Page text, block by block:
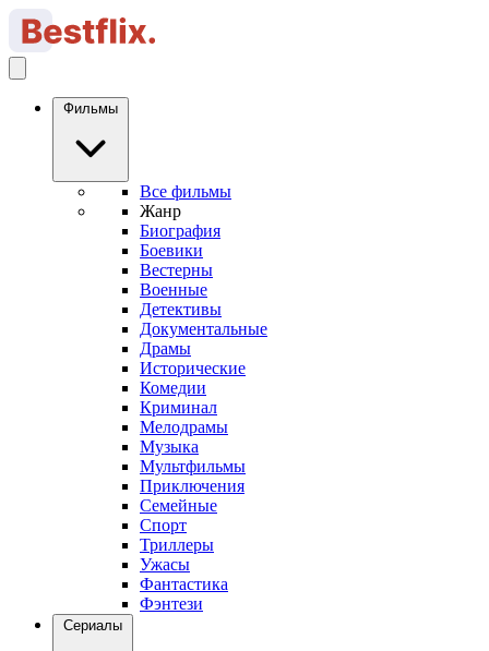
Фильмы
Все фильмы
Жанр
Биография
Боевики
Вестерны
Военные
Детективы
Документальные
Драмы
Исторические
Комедии
Криминал
Мелодрамы
Музыка
Мультфильмы
Приключения
Семейные
Спорт
Триллеры
Ужасы
Фантастика
Фэнтези
Сериалы